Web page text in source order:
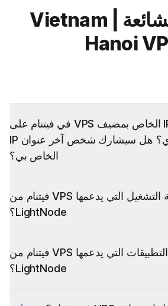
الأسئلة الشائعة | Vietnam
Hanoi
هل عنوان IP الخاص بمضيف VPS في فيتنام على
LightNode حصري؟ هل سيشارك شخص آخر عنوان IP
الخاص بي؟
ما أنظمة التشغيل التي يدعمها VPS فيتنام من
LightNode؟
ما صور التطبيقات التي يدعمها VPS فيتنام من
LightNode؟